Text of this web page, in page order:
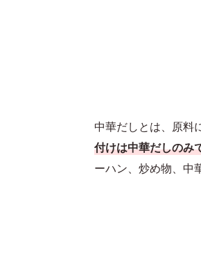
中華だしとは、原料
付けは中華だしのみ
ーハン、炒め物、中